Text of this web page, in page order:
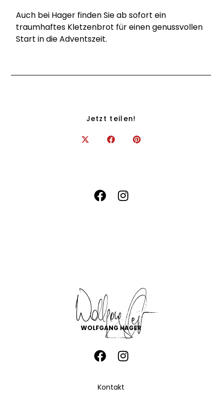
Auch bei Hager finden Sie ab sofort ein
traumhaftes Kletzenbrot für einen genussvollen
Start in die Adventszeit.
Jetzt teilen!
WOLFGANG HAGER
Kontakt